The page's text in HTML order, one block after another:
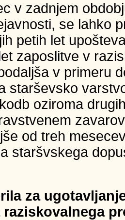
v zadnjem
se lahko
petih let
zaposlitve v
v primeru
starševsko
oziroma
od treh
staršvskega
za
raziskovalnega